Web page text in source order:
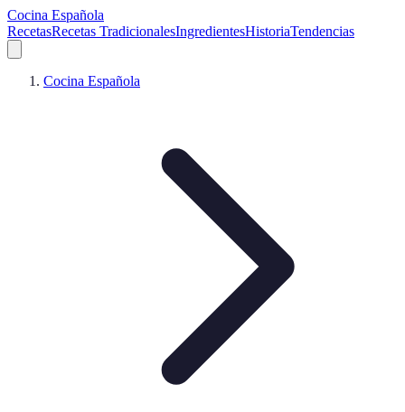
Cocina Española
RecetasRecetas TradicionalesIngredientesHistoriaTendencias
Cocina Española